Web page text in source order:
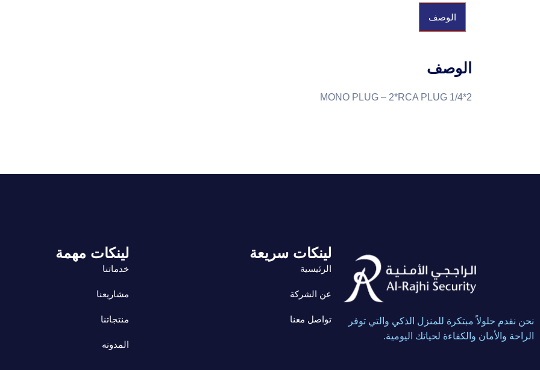
الوصف
الوصف
2*1/4 MONO PLUG – 2*RCA PLUG
نحن نقدم حلولاً مبتكرة للمنزل الذكي والتي توفر
الراحة والأمان والكفاءة لحياتك اليومية.
لينكات سريعة
الرئيسية
عن الشركة
تواصل معنا
لينكات مهمة
خدماتنا
مشاريعنا
منتجاتنا
المدونه